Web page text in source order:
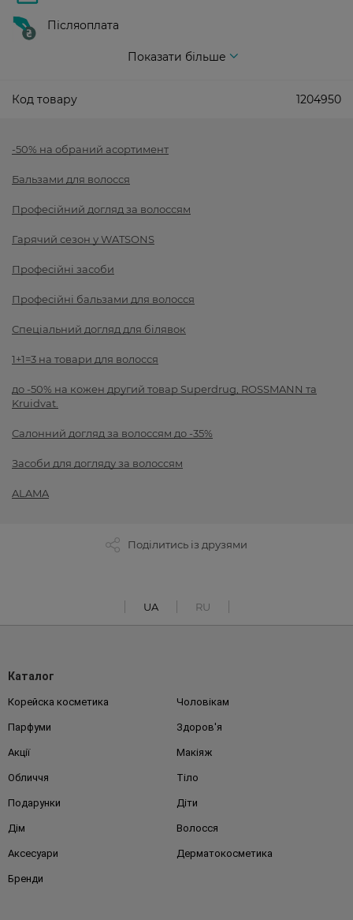
Післяоплата
Показати більше
Код товару 1204950
-50% на обраний асортимент
Бальзами для волосся
Професійний догляд за волоссям
Гарячий сезон у WATSONS
Професійні засоби
Професійні бальзами для волосся
Спеціальний догляд для білявок
1+1=3 на товари для волосся
до -50% на кожен другий товар Superdrug, ROSSMANN та
Kruidvat.
Салонний догляд за волоссям до -35%
Засоби для догляду за волоссям
ALAMA
Поділитись із друзями
UA RU
Каталог
Корейска косметика Чоловікам
Парфуми Здоров'я
Акції Макіяж
Обличчя Тіло
Подарунки Діти
Дім Волосся
Аксесуари Дерматокосметика
Бренди